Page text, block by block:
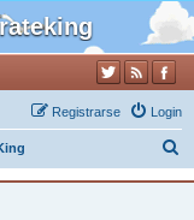
Login
Registrarse